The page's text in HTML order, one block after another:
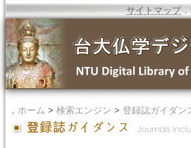
サイトマップ．
． ホーム > 検索エンジン > 登録誌ガイダン